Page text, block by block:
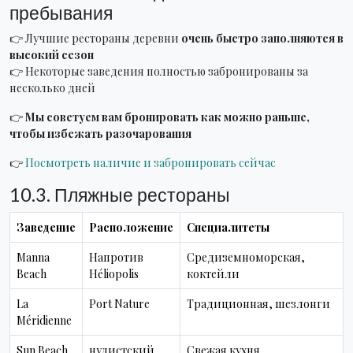
пребывания
👉 Лучшие рестораны деревни очень быстро заполняются в
высокий сезон
👉 Некоторые заведения полностью забронированы за
несколько дней
👉Мы советуем вам бронировать как можно раньше,
чтобы избежать разочарования
👉Посмотреть наличие и забронировать сейчас
10.3. Пляжные рестораны
Заведение Расположение
Специалитеты
Manna
Beach
Напротив
Héliopolis
Средиземноморская,
коктейли
La
Méridienne
Port Nature Традиционная, шезлонги
Sun Beach нудистский Свежая кухня,